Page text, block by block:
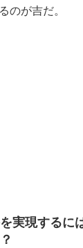
のが吉だ。
実現するに